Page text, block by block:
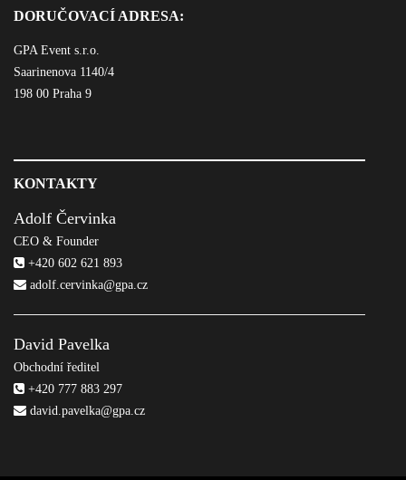
DORUČOVACÍ ADRESA:
GPA Event s.r.o.
Saarinenova 1140/4
198 00 Praha 9
KONTAKTY
Adolf Červinka
CEO & Founder
+420 602 621 893
adolf.cervinka@gpa.cz
David Pavelka
Obchodní ředitel
+420 777 883 297
david.pavelka@gpa.cz